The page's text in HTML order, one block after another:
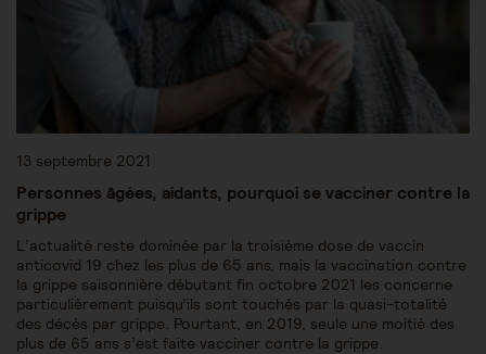
13 septembre 2021
Personnes âgées, aidants, pourquoi se vacciner contre la
grippe
L’actualité reste dominée par la troisième dose de vaccin
anticovid 19 chez les plus de 65 ans, mais la vaccination contre
la grippe saisonnière débutant fin octobre 2021 les concerne
particulièrement puisqu’ils sont touchés par la quasi-totalité
des décès par grippe. Pourtant, en 2019, seule une moitié des
plus de 65 ans s’est faite vacciner contre la grippe.